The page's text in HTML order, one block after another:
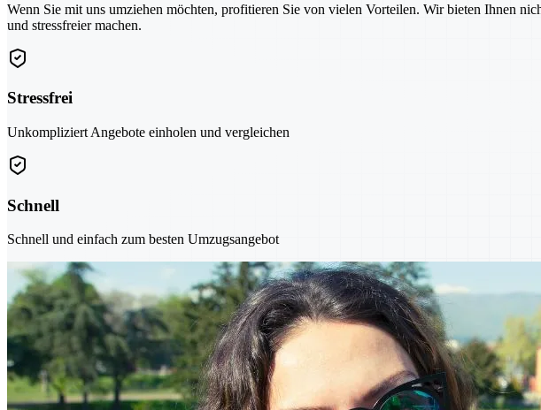
Wenn Sie mit uns umziehen möchten, profitieren Sie von vielen Vorteilen. Wir bieten Ihnen
und stressfreier machen.
Stressfrei
Unkompliziert Angebote einholen und vergleichen
Schnell
Schnell und einfach zum besten Umzugsangebot